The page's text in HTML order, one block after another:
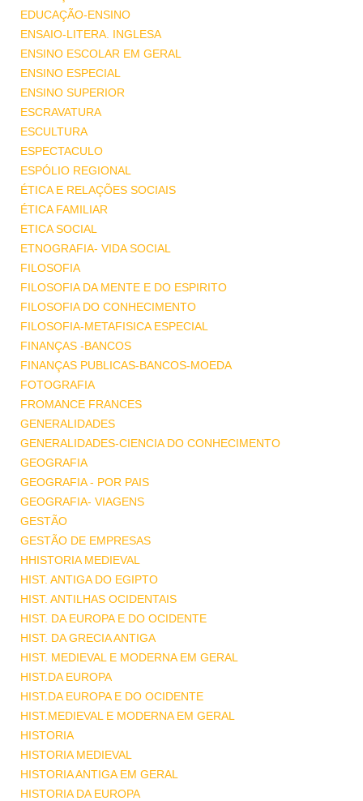
EDUCAÇÃO-ENSINO
ENSAIO-LITERA. INGLESA
ENSINO ESCOLAR EM GERAL
ENSINO ESPECIAL
ENSINO SUPERIOR
ESCRAVATURA
ESCULTURA
ESPECTACULO
ESPÓLIO REGIONAL
ÉTICA E RELAÇÕES SOCIAIS
ÉTICA FAMILIAR
ETICA SOCIAL
ETNOGRAFIA- VIDA SOCIAL
FILOSOFIA
FILOSOFIA DA MENTE E DO ESPIRITO
FILOSOFIA DO CONHECIMENTO
FILOSOFIA-METAFISICA ESPECIAL
FINANÇAS -BANCOS
FINANÇAS PUBLICAS-BANCOS-MOEDA
FOTOGRAFIA
FROMANCE FRANCES
GENERALIDADES
GENERALIDADES-CIENCIA DO CONHECIMENTO
GEOGRAFIA
GEOGRAFIA - POR PAIS
GEOGRAFIA- VIAGENS
GESTÃO
GESTÃO DE EMPRESAS
HHISTORIA MEDIEVAL
HIST. ANTIGA DO EGIPTO
HIST. ANTILHAS OCIDENTAIS
HIST. DA EUROPA E DO OCIDENTE
HIST. DA GRECIA ANTIGA
HIST. MEDIEVAL E MODERNA EM GERAL
HIST.DA EUROPA
HIST.DA EUROPA E DO OCIDENTE
HIST.MEDIEVAL E MODERNA EM GERAL
HISTORIA
HISTORIA MEDIEVAL
HISTORIA ANTIGA EM GERAL
HISTORIA DA EUROPA